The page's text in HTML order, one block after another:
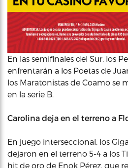
En las semifinales del Sur, los
enfrentarán a los Poetas de
los Maratonistas de Coamo se
en la serie B.
Carolina deja en el terreno a
En juego interseccional, los
dejaron en el terreno 5-4 a los
hit de oro de Enok Pérez, que